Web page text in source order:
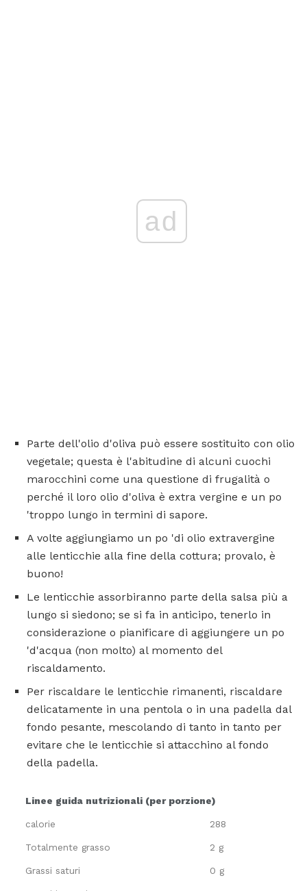
ad
Parte dell'olio d'oliva può essere sostituito con olio
vegetale; questa è l'abitudine di alcuni cuochi
marocchini come una questione di frugalità o
perché il loro olio d'oliva è extra vergine e un po
'troppo lungo in termini di sapore.
A volte aggiungiamo un po 'di olio extravergine
alle lenticchie alla fine della cottura; provalo, è
buono!
Le lenticchie assorbiranno parte della salsa più a
lungo si siedono; se si fa in anticipo, tenerlo in
considerazione o pianificare di aggiungere un po
'd'acqua (non molto) al momento del
riscaldamento.
Per riscaldare le lenticchie rimanenti, riscaldare
delicatamente in una pentola o in una padella dal
fondo pesante, mescolando di tanto in tanto per
evitare che le lenticchie si attacchino al fondo
della padella.
Linee guida nutrizionali (per porzione)
calorie 288
Totalmente grasso 2 g
Grassi saturi 0 g